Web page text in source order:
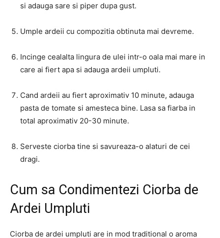
si adauga sare si piper dupa gust.
Umple ardeii cu compozitia obtinuta mai devreme.
Incinge cealalta lingura de ulei intr-o oala mai mare in
care ai fiert apa si adauga ardeii umpluti.
Cand ardeii au fiert aproximativ 10 minute, adauga
pasta de tomate si amesteca bine. Lasa sa fiarba in
total aproximativ 20-30 minute.
Serveste ciorba tine si savureaza-o alaturi de cei
dragi.
Cum sa Condimentezi Ciorba de
Ardei Umpluti
Ciorba de ardei umpluti are in mod traditional o aroma